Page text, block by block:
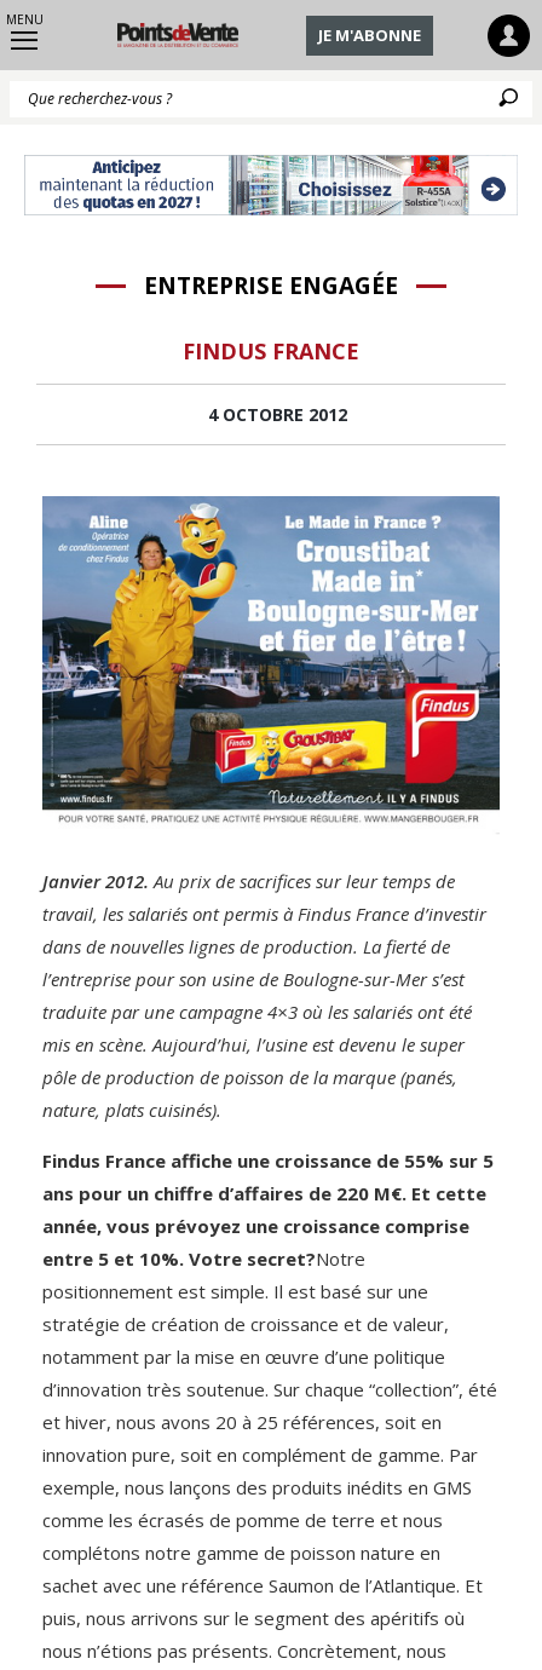
MENU
JE M'ABONNE
ENTREPRISE ENGAGÉE
FINDUS FRANCE
4 OCTOBRE 2012
Janvier 2012. Au prix de sacrifices sur leur temps de
travail, les salariés ont permis à Findus France d’investir
dans de nouvelles lignes de production. La fierté de
l’entreprise pour son usine de Boulogne-sur-Mer s’est
traduite par une campagne 4×3 où les salariés ont été
mis en scène. Aujourd’hui, l’usine est devenu le super
pôle de production de poisson de la marque (panés,
nature, plats cuisinés).
Findus France affiche une croissance de 55% sur 5
ans pour un chiffre d’affaires de 220 M€. Et cette
année, vous prévoyez une croissance comprise
entre 5 et 10%. Votre secret?Notre
positionnement est simple. Il est basé sur une
stratégie de création de croissance et de valeur,
notamment par la mise en œuvre d’une politique
d’innovation très soutenue. Sur chaque “collection”, été
et hiver, nous avons 20 à 25 références, soit en
innovation pure, soit en complément de gamme. Par
exemple, nous lançons des produits inédits en GMS
comme les écrasés de pomme de terre et nous
complétons notre gamme de poisson nature en
sachet avec une référence Saumon de l’Atlantique. Et
puis, nous arrivons sur le segment des apéritifs où
nous n’étions pas présents. Concrètement, nous